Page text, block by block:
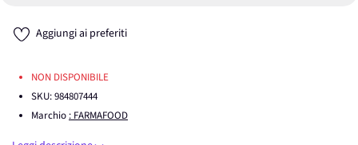
Aggiungi ai preferiti
NON DISPONIBILE
SKU:984807444
Marchio : FARMAFOOD